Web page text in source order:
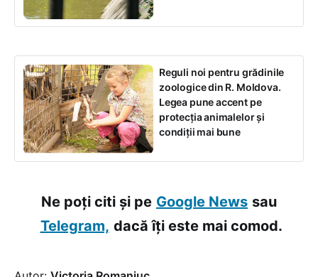
Reguli noi pentru grădinile
zoologice din R. Moldova.
Legea pune accent pe
protecția animalelor și
condiții mai bune
Ne poți citi și pe Google News sau
Telegram, dacă îți este mai comod.